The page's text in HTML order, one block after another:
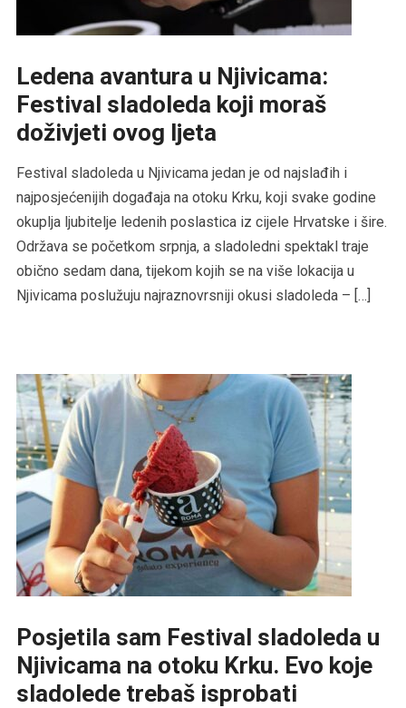
Ledena avantura u Njivicama:
Festival sladoleda koji moraš
doživjeti ovog ljeta
Festival sladoleda u Njivicama jedan je od najslađih i
najposjećenijih događaja na otoku Krku, koji svake godine
okuplja ljubitelje ledenih poslastica iz cijele Hrvatske i šire.
Održava se početkom srpnja, a sladoledni spektakl traje
obično sedam dana, tijekom kojih se na više lokacija u
Njivicama poslužuju najraznovrsniji okusi sladoleda – […]
Posjetila sam Festival sladoleda u
Njivicama na otoku Krku. Evo koje
sladolede trebaš isprobati